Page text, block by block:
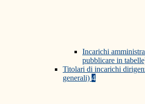
Incarichi
pubblicare in
Titolari di incarichi
generali) 4